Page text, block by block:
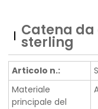
Catena
sterling
Articolo n.:
Materiale
principale del